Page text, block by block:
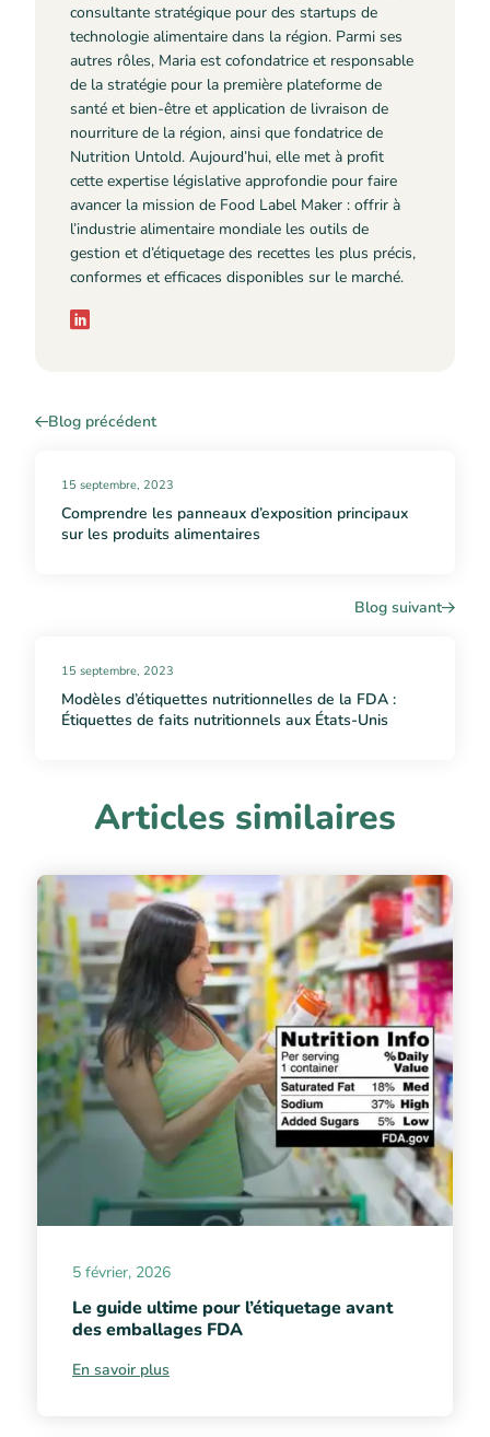
consultante stratégique pour des startups de
technologie alimentaire dans la région. Parmi ses
autres rôles, Maria est cofondatrice et responsable
de la stratégie pour la première plateforme de
santé et bien-être et application de livraison de
nourriture de la région, ainsi que fondatrice de
Nutrition Untold. Aujourd’hui, elle met à profit
cette expertise législative approfondie pour faire
avancer la mission de Food Label Maker : offrir à
l’industrie alimentaire mondiale les outils de
gestion et d’étiquetage des recettes les plus précis,
conformes et efficaces disponibles sur le marché.
Blog précédent
15 septembre, 2023
Comprendre les panneaux d’exposition principaux
sur les produits alimentaires
Blog suivant
15 septembre, 2023
Modèles d’étiquettes nutritionnelles de la FDA :
Étiquettes de faits nutritionnels aux États-Unis
Articles similaires
5 février, 2026
Le guide ultime pour l’étiquetage avant
des emballages FDA
En savoir plus